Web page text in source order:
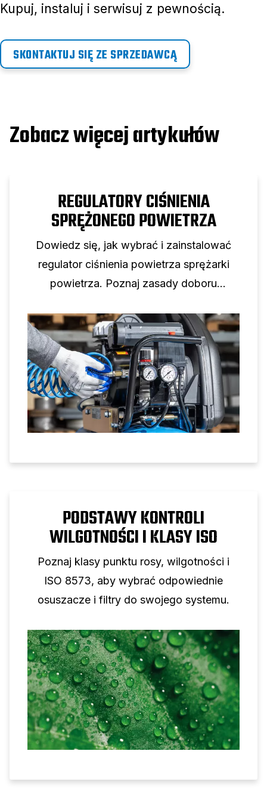
Kupuj, instaluj i serwisuj z pewnością.
SKONTAKTUJ SIĘ ZE SPRZEDAWCĄ
Zobacz więcej artykułów
REGULATORY CIŚNIENIA
SPRĘŻONEGO POWIETRZA
Dowiedz się, jak wybrać i zainstalować
regulator ciśnienia powietrza sprężarki
powietrza. Poznaj zasady doboru
dotyczące konfiguracji w celu
niezawodnego sterowania ciśnieniem
powietrza.
PODSTAWY KONTROLI
WILGOTNOŚCI I KLASY ISO
Poznaj klasy punktu rosy, wilgotności i
ISO 8573, aby wybrać odpowiednie
osuszacze i filtry do swojego systemu.